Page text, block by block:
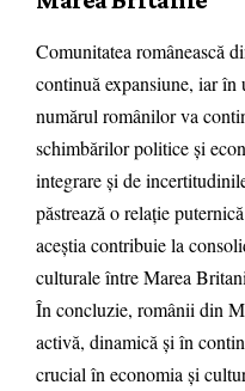
Comunitatea românească
continuă expansiune, iar în
numărul românilor va
schimbărilor politice și
integrare și de
păstrează o relație
aceștia contribuie la
culturale între Marea
În concluzie, românii din
activă, dinamică și în
crucial în economia și